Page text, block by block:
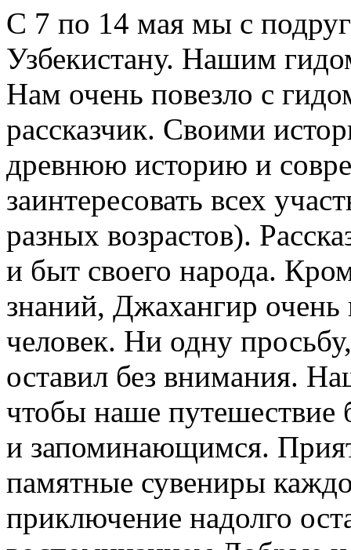
С 7 по 14 мая мы с
Узбекистану. Нашим
Нам очень повезло с
рассказчик. Своими
древнюю историю и
заинтересовать всех
разных возрастов).
и быт своего народа.
знаний, Джахангир
человек. Ни одну
оставил без внимания.
чтобы наше
и запоминающимся.
памятные сувениры
приключение надолго